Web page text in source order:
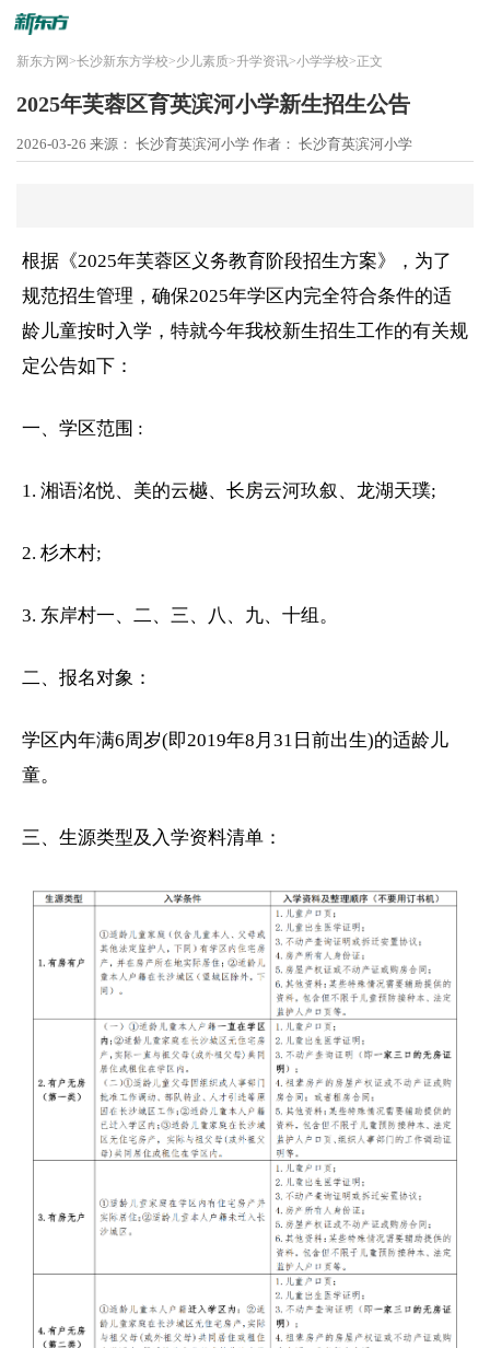
新东方网 >长沙新东方学校>少儿素质>升学资讯>小学学校>正文
2025年芙蓉区育英滨河小学新生招生公告
2026-03-26 来源： 长沙育英滨河小学 作者： 长沙育英滨河小学
根据《2025年芙蓉区义务教育阶段招生方案》，为了
规范招生管理，确保2025年学区内完全符合条件的适
龄儿童按时入学，特就今年我校新生招生工作的有关规
定公告如下：
一、学区范围 :
1. 湘语洺悦、美的云樾、长房云河玖叙、龙湖天璞;
2. 杉木村;
3. 东岸村一、二、三、八、九、十组。
二、报名对象：
学区内年满6周岁(即2019年8月31日前出生)的适龄儿
童。
三、生源类型及入学资料清单：